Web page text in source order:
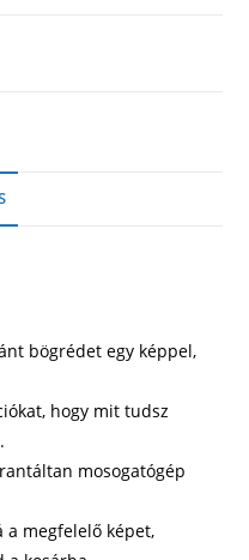
bögrédet egy képpel,
hogy mit tudsz
mosogatógép
a megfelelő képet,